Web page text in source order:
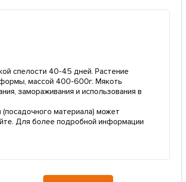
спелости 40-45 дней. Растение
формы, массой 400-600г. Мякоть
замораживания и использования в
материала) может
Для более подробной информации